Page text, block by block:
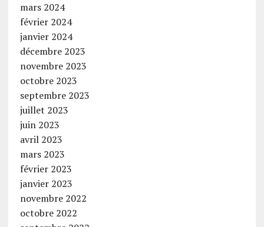
mars 2024
février 2024
janvier 2024
décembre 2023
novembre 2023
octobre 2023
septembre 2023
juillet 2023
juin 2023
avril 2023
mars 2023
février 2023
janvier 2023
novembre 2022
octobre 2022